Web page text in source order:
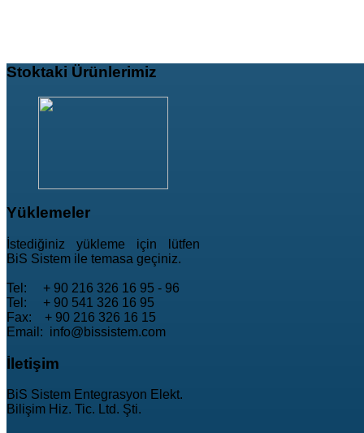
Stoktaki Ürünlerimiz
Yüklemeler
İstediğiniz yükleme için lütfen
BiS Sistem ile temasa geçiniz.
Tel: + 90 216 326 16 95 - 96
Tel: + 90 541 326 16 95
Fax: + 90 216 326 16 15
Email: info@bissistem.com
İletişim
BiS Sistem Entegrasyon Elekt.
Bilişim Hiz. Tic. Ltd. Şti.